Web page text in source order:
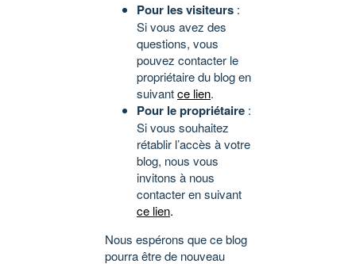
Pour les visiteurs :
Si vous avez des
questions, vous
pouvez contacter le
propriétaire du blog en
suivantce lien.
Pour le propriétaire :
Si vous souhaitez
rétablir l’accès à votre
blog, nous vous
invitons à nous
contacter en suivant
ce lien.
Nous espérons que ce blog
pourra être de nouveau